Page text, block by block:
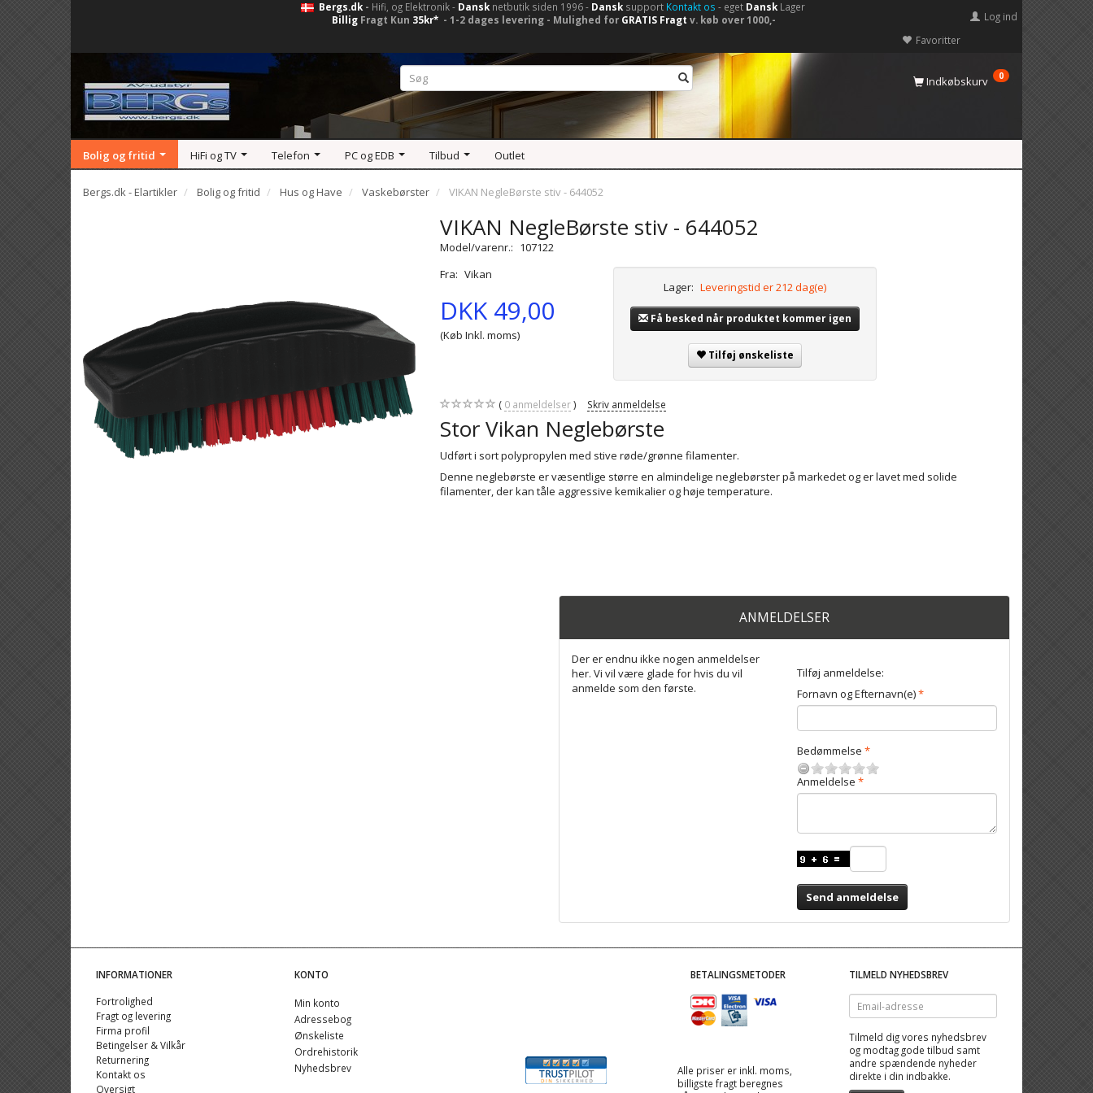
Bergs.dk- Hifi, og Elektronik - Dansknetbutik siden 1996 - Dansksupport Kontakt os - eget DanskLager
Billig Fragt Kun 35kr* - 1-2 dages levering - Mulighed for GRATIS Fragt v. køb over 1000,-
Favoritter
Log ind
Indkøbskurv 0
Bolig og fritid HiFi og TV Telefon PC og EDB Tilbud Outlet
Bergs.dk - Elartikler Bolig og fritid Hus og Have Vaskebørster VIKAN NegleBørste stiv - 644052
VIKAN NegleBørste stiv - 644052
Model/varenr.: 107122
Fra: Vikan
DKK 49,00
(Køb Inkl. moms)
Lager: Leveringstid er 212 dag(e)
Få besked når produktet kommer igen
Tilføj ønskeliste
0anmeldelser Skriv anmeldelse
Stor Vikan Neglebørste
Udført i sort polypropylen med stive røde/grønne filamenter.
Denne neglebørste er væsentlige større en almindelige neglebørster på markedet og er lavet med solide
filamenter, der kan tåle aggressive kemikalier og høje temperature.
ANMELDELSER
Der er endnu ikke nogen anmeldelser
her. Vi vil være glade for hvis du vil
anmelde som den første.
Tilføj anmeldelse:
Fornavn og Efternavn(e)
Bedømmelse
Anmeldelse
Send anmeldelse
INFORMATIONER
Fortrolighed
Fragt og levering
Firma profil
Betingelser & Vilkår
Returnering
Kontakt os
Oversigt
KONTO
Min konto
Adressebog
Ønskeliste
Ordrehistorik
Nyhedsbrev
BETALINGSMETODER
Alle priser er inkl. moms,
billigste fragt beregnes
TILMELD NYHEDSBREV
Email-
adresse
Tilmeld dig vores nyhedsbrev
og modtag gode tilbud samt
andre spændende nyheder
direkte i din indbakke.